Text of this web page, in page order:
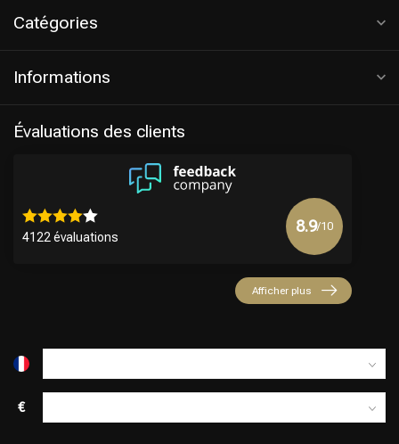
Catégories
Informations
Évaluations des clients
4122 évaluations
8.9/10
Afficher plus
€